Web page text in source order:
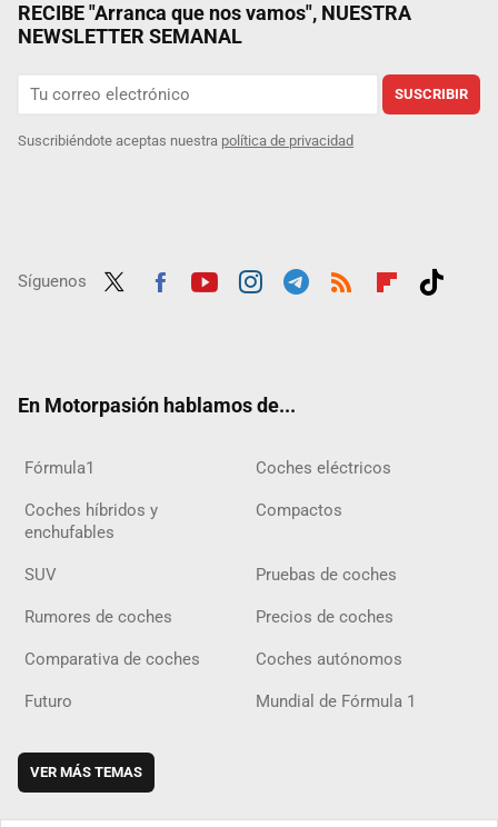
RECIBE "Arranca que nos vamos", NUESTRA
NEWSLETTER SEMANAL
SUSCRIBIR
Suscribiéndote aceptas nuestra política de privacidad
Síguenos
En Motorpasión hablamos de...
Fórmula1 Coches eléctricos
Coches híbridos y
enchufables
Compactos
SUV Pruebas de coches
Rumores de coches Precios de coches
Comparativa de coches Coches autónomos
Futuro Mundial de Fórmula 1
VER MÁS TEMAS